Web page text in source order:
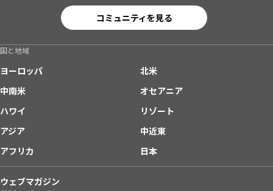
コミュニティを見る
国と地域
ヨーロッパ
北米
中南米
オセアニア
ハワイ
リゾート
アジア
中近東
アフリカ
日本
ウェブマガジン